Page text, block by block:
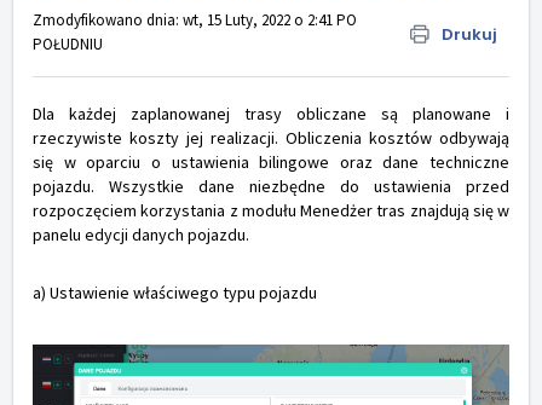
Drukuj
Zmodyfikowano dnia: wt, 15 Luty, 2022 o 2:41 PO
POŁUDNIU
Dla każdej zaplanowanej trasy obliczane są planowane i
rzeczywiste koszty jej realizacji. Obliczenia kosztów odbywają
się w oparciu o ustawienia bilingowe oraz dane techniczne
pojazdu. Wszystkie dane niezbędne do ustawienia przed
rozpoczęciem korzystania z modułu Menedżer tras znajdują się w
panelu edycji danych pojazdu.
a) Ustawienie właściwego typu pojazdu